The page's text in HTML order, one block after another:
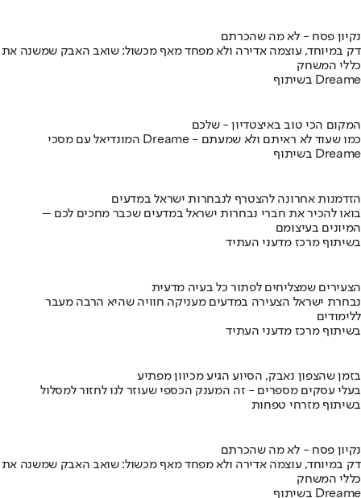
נקיון פסח - לא מה שהכרתם
דק במיוחד, עוצמה אדירה ולא מפחד מאף מכשול: שואב האבק שמשנה את
כללי המשחק
בשיתוף Dreame
המקום הכי טוב באיצטדיון - שלכם
המונדיאל עם מסכי Dreame - כמו שעוד לא ראיתם ולא שמעתם
בשיתוף Dreame
הזדמנות אחרונה להצטרף לנבחרות ישראל במדעים
בואו להכיר את חברי נבחרות ישראל במדעים שכבר מחכים לכם –
המיונים בעיצומם
בשיתוף מרכז מדעני העתיד
הצעירים שמצליחים לפתור כל בעיה מדעית
נבחרת ישראל הצעירה במדעים מעניקה חוויה שהיא הרבה מעבר
ללימודים
בשיתוף מרכז מדעני העתיד
בזמן שהצפון נאבק, הסיוע הגיע מכיוון מפתיע
בעלי עסקים מספרים - זה המענק הכספי שעוזר לנו לחזור למסלול
בשיתוף מזרחי טפחות
נקיון פסח - לא מה שהכרתם
דק במיוחד, עוצמה אדירה ולא מפחד מאף מכשול: שואב האבק שמשנה את
כללי המשחק
בשיתוף Dreame